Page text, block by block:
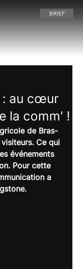
BRIEF
: au cœur
la comm' !
de Bras-
Ce qui
événements
Pour cette
a